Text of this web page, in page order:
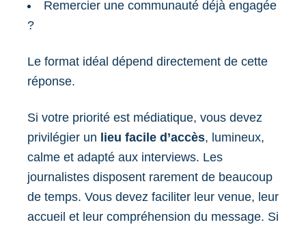
Remercier une communauté déjà engagée
?
Le format idéal dépend directement de cette
réponse.
Si votre priorité est médiatique, vous devez
privilégier un lieu facile d’accès, lumineux,
calme et adapté aux interviews. Les
journalistes disposent rarement de beaucoup
de temps. Vous devez faciliter leur venue, leur
accueil et leur compréhension du message. Si